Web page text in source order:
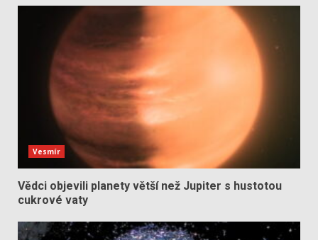
Vesmír
Vědci objevili planety větší než Jupiter s hustotou
cukrové vaty